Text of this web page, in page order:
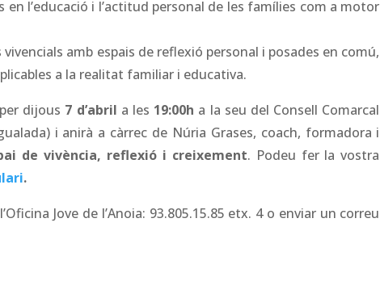
l’educació i l’actitud personal de les famílies com a motor
amb espais de reflexió personal i posades en comú,
a la realitat familiar i educativa.
dijous 7 d’abril a les 19:00h a la seu del Consell Comarcal
i anirà a càrrec de Núria Grases, coach, formadora i
de vivència, reflexió i creixement. Podeu fer la vostra
.
Jove de l’Anoia: 93.805.15.85 etx. 4 o enviar un correu